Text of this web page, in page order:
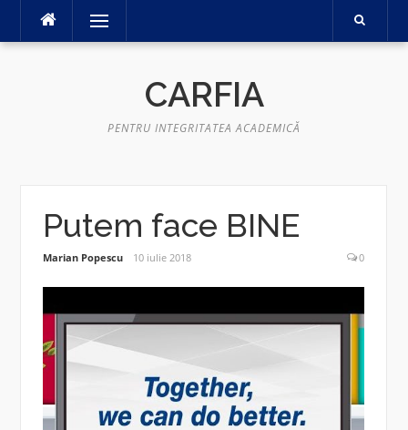
conținut
Meniu
CARFIA
PENTRU INTEGRITATEA ACADEMICĂ
Putem face BINE
Marian Popescu 10 iulie 2018 0